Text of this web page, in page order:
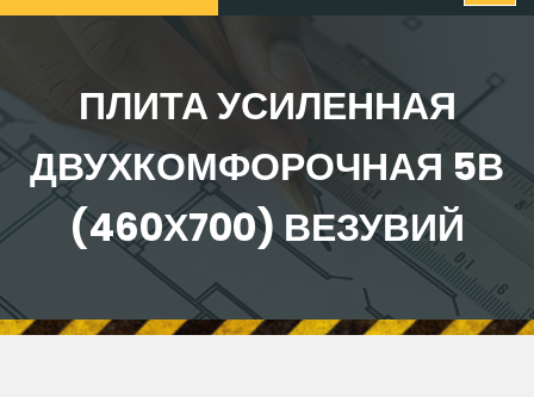
ПЛИТА УСИЛЕННАЯ
ДВУХКОМФОРОЧНАЯ 5В
(460Х700) ВЕЗУВИЙ